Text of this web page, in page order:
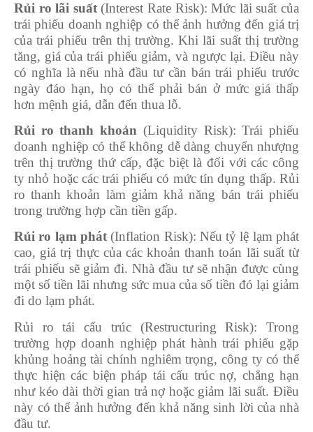
Rủi ro lãi suất(Interest Rate Risk): Mức lãi suất của
trái phiếu doanh nghiệp có thể ảnh hưởng đến giá trị
của trái phiếu trên thị trường. Khi lãi suất thị trường
tăng, giá của trái phiếu giảm, và ngược lại. Điều này
có nghĩa là nếu nhà đầu tư cần bán trái phiếu trước
ngày đáo hạn, họ có thể phải bán ở mức giá thấp
hơn mệnh giá, dẫn đến thua lỗ.
Rủi ro thanh khoản (Liquidity Risk): Trái phiếu
doanh nghiệp có thể không dễ dàng chuyển nhượng
trên thị trường thứ cấp, đặc biệt là đối với các công
ty nhỏ hoặc các trái phiếu có mức tín dụng thấp. Rủi
ro thanh khoản làm giảm khả năng bán trái phiếu
trong trường hợp cần tiền gấp.
Rủi ro lạm phát(Inflation Risk): Nếu tỷ lệ lạm phát
cao, giá trị thực của các khoản thanh toán lãi suất từ
trái phiếu sẽ giảm đi. Nhà đầu tư sẽ nhận được cùng
một số tiền lãi nhưng sức mua của số tiền đó lại giảm
đi do lạm phát.
Rủi ro tái cấu trúc (Restructuring Risk): Trong
trường hợp doanh nghiệp phát hành trái phiếu gặp
khủng hoảng tài chính nghiêm trọng, công ty có thể
thực hiện các biện pháp tái cấu trúc nợ, chẳng hạn
như kéo dài thời gian trả nợ hoặc giảm lãi suất. Điều
này có thể ảnh hưởng đến khả năng sinh lời của nhà
đầu tư.